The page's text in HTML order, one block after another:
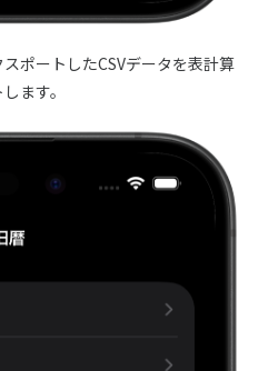
ポートしたCSVデータを表計算
ます。